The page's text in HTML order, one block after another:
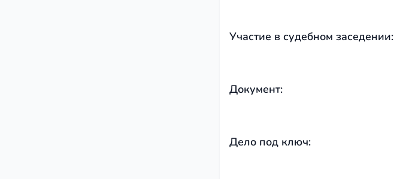
Участие в судебном заседении:
Документ:
Дело под ключ: